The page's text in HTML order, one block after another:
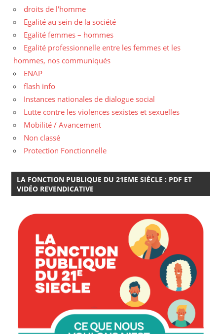
droits de l'homme
Egalité au sein de la société
Egalité femmes – hommes
Egalité professionnelle entre les femmes et les
hommes, nos communiqués
ENAP
flash info
Instances nationales de dialogue social
Lutte contre les violences sexistes et sexuelles
Mobilité / Avancement
Non classé
Protection Fonctionnelle
LA FONCTION PUBLIQUE DU 21EME SIÈCLE : PDF ET
VIDÉO REVENDICATIVE